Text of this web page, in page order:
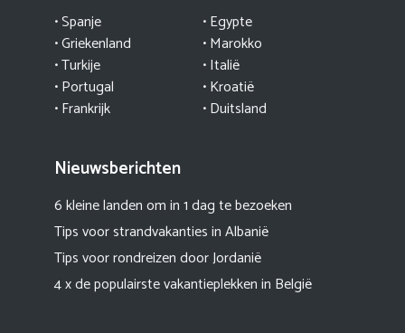
• Spanje
• Griekenland
• Turkije
•Portugal
• Frankrijk
• Egypte
•Marokko
• Italië
•Kroatië
• Duitsland
Nieuwsberichten
6 kleine landen om in 1 dag te bezoeken
Tips voor strandvakanties in Albanië
Tips voor rondreizen door Jordanië
4 x de populairste vakantieplekken in België